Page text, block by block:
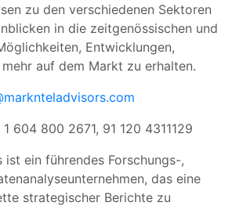
zu den verschiedenen Sektoren
in die zeitgenössischen und
Entwicklungen,
auf dem Markt zu erhalten.
604 800 2671, 91 120 4311129
ein führendes Forschungs-,
das eine
strategischer Berichte zu